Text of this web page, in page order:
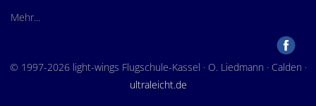
Mehr...
© 1997-2026 light-wings Flugschule-Kassel · O. Liedmann · Calden ·
ultraleicht.de